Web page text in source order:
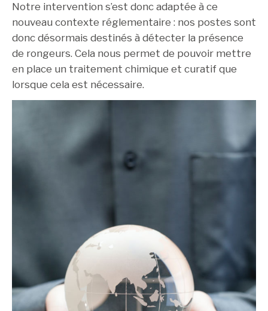
Notre intervention s’est donc adaptée à ce
nouveau contexte réglementaire : nos postes sont
donc désormais destinés à détecter la présence
de rongeurs. Cela nous permet de pouvoir mettre
en place un traitement chimique et curatif que
lorsque cela est nécessaire.